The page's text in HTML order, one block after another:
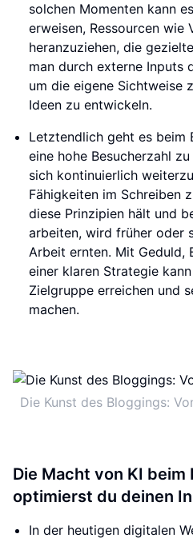
solchen Momenten kann
erweisen, Ressourcen wie
heranzuziehen, die
man durch externe Inputs
um die eigene Sichtweise
Ideen zu entwickeln.
Letztendlich geht es beim
eine hohe Besucherzahl
sich kontinuierlich
Fähigkeiten im Schreiben
diese Prinzipien hält und
arbeiten, wird früher oder
Arbeit ernten. Mit Geduld,
einer klaren Strategie
Zielgruppe erreichen und
machen.
Die Kunst des Bloggings:
Die Macht von KI beim
optimierst du deinen
In der heutigen digitalen